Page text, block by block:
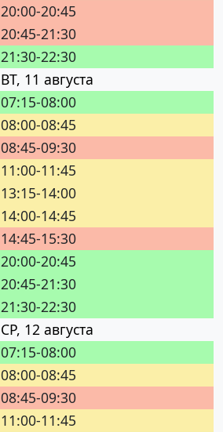
20:00-20:45
20:45-21:30
21:30-22:30
ВТ, 11 августа
07:15-08:00
08:00-08:45
08:45-09:30
11:00-11:45
13:15-14:00
14:00-14:45
14:45-15:30
20:00-20:45
20:45-21:30
21:30-22:30
СР, 12 августа
07:15-08:00
08:00-08:45
08:45-09:30
11:00-11:45